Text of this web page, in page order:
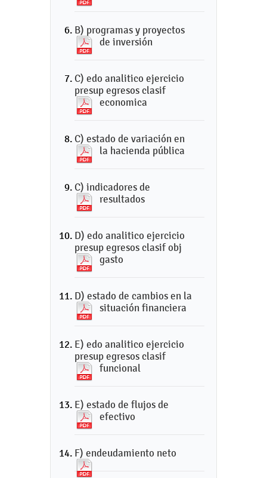
B) programas y proyectos
de inversión
C) edo analitico ejercicio
presup egresos clasif
economica
C) estado de variación en
la hacienda pública
C) indicadores de
resultados
D) edo analitico ejercicio
presup egresos clasif obj
gasto
D) estado de cambios en la
situación financiera
E) edo analitico ejercicio
presup egresos clasif
funcional
E) estado de flujos de
efectivo
F) endeudamiento neto